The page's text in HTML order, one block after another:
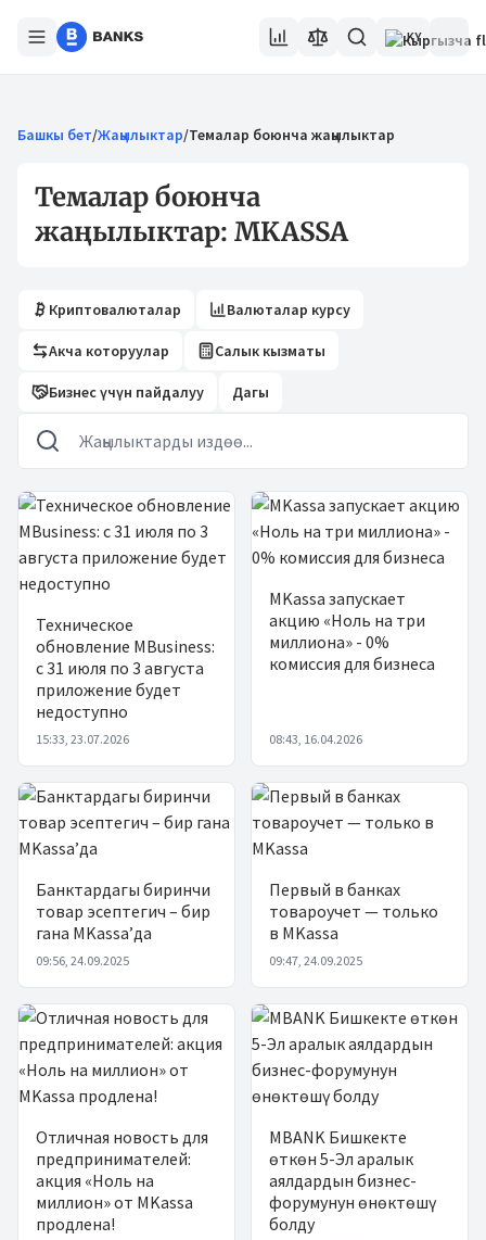
KY
Башкы бет/Жаңылыктар/Темалар боюнча жаңылыктар
Темалар боюнча
жаңылыктар: MKASSA
Криптовалюталар Валюталар курсу
Акча которуулар Салык кызматы
Бизнес үчүн пайдалуу Дагы
Жаңылыктар
Техническое
обновление MBusiness:
с 31 июля по 3 августа
приложение будет
недоступно
15:33, 23.07.2026
MKassa запускает
акцию «Ноль на три
миллиона» - 0%
комиссия для бизнеса
08:43, 16.04.2026
Банктардагы биринчи
товар эсептегич – бир
гана MKassa’да
09:56, 24.09.2025
Первый в банках
товароучет — только
в MKassa
09:47, 24.09.2025
Отличная новость для
предпринимателей:
акция «Ноль на
миллион» от MKassa
продлена!
MBANK Бишкекте
өткөн 5-Эл аралык
аялдардын бизнес-
форумунун өнөктөшү
болду